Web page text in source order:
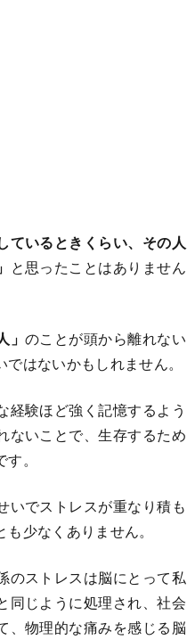
ているときくらい、その人
と思ったことはありません
」のことが頭から離れない
はないかもしれません。
験ほど強く記憶するよう
ないことで、生存するため
。
でストレスが重なり積も
少なくありません。
のストレスは脳にとって私
同じように処理され、社会
、物理的な痛みを感じる脳